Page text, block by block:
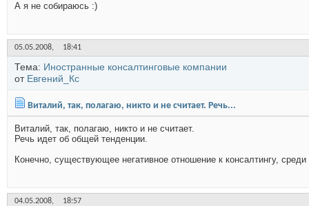
А я не собираюсь :)
05.05.2008, 18:41
Тема: Иностранные консалтинговые компании
от Евгений_Кс
Виталий, так, полагаю, никто и не считает. Речь...
Виталий, так, полагаю, никто и не считает.
Речь идет об общей тенденции.
Конечно, существующее негативное отношение к консалтингу,
04.05.2008, 18:57